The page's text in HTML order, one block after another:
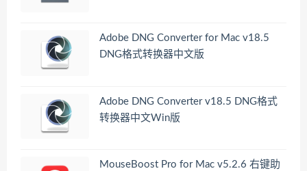
Adobe DNG Converter for Mac v18.5
DNG格式转换器中文版
Adobe DNG Converter v18.5 DNG格式
转换器中文Win版
MouseBoost Pro for Mac v5.2.6 右键助